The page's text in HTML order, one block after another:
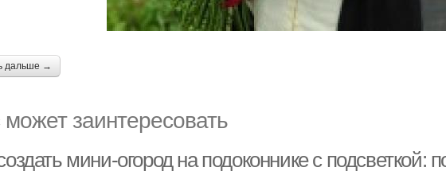
дальше →
заинтересовать
мини-огород на подоконнике с подсветкой: